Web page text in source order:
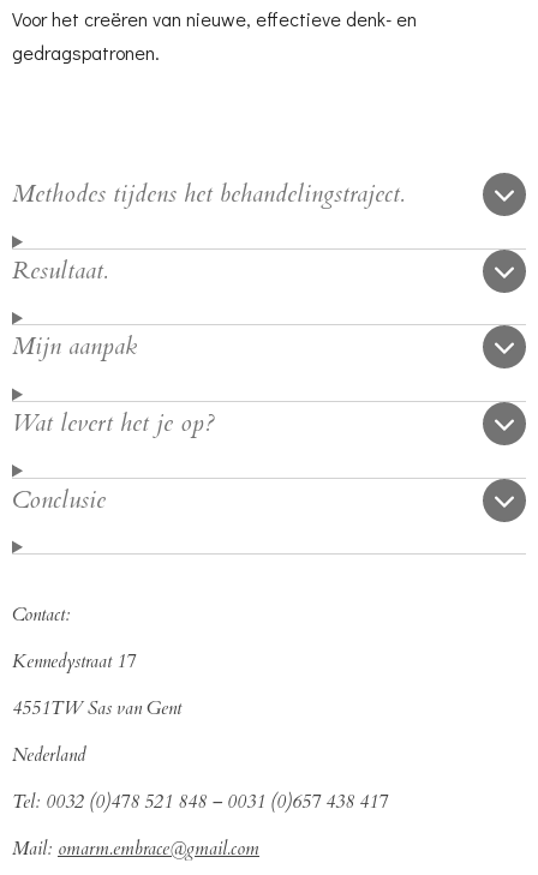
Voor het creëren van nieuwe, effectieve denk- en
gedragspatronen.
Methodes tijdens het behandelingstraject.
Resultaat.
Mijn aanpak
Wat levert het je op?
Conclusie
Contact:
Kennedystraat 17
4551TW Sas van Gent
Nederland
Tel: 0032 (0)478 521 848 – 0031 (0)657 438 417
Mail: omarm.embrace@gmail.com